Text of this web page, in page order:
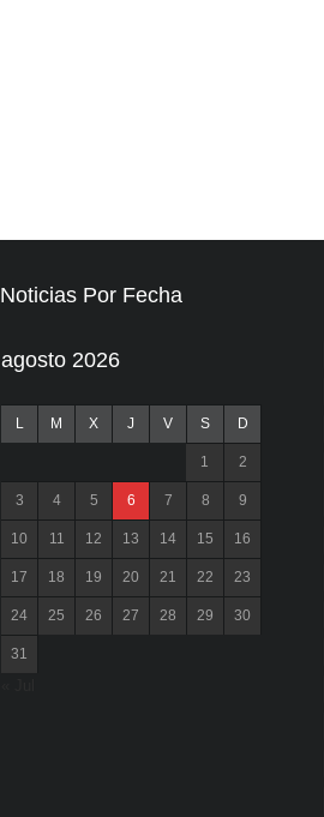
Noticias Por Fecha
agosto 2026
L M X J V S D
1 2
3 4 5 6 7 8 9
10 11 12 13 14 15 16
17 18 19 20 21 22 23
24 25 26 27 28 29 30
31